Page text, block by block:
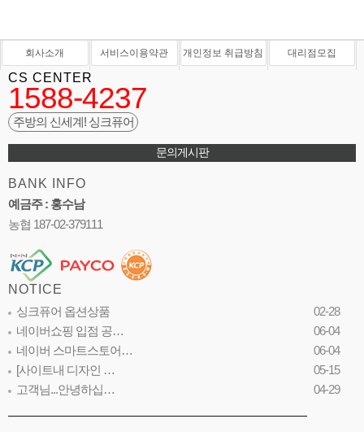
회사소개 서비스이용약관 개인정보 취급방침 대리점모집
CS CENTER
1588-4237
주방의 신세계! 싱크퓨어
문의게시판
BANK INFO
예금주 : 홍수남
농협 187-02-379111
NOTICE
싱크퓨어 옵션상품
02-28
네이버쇼핑 입점 공…
06-04
네이버 스마트스토어…
06-04
[사이트내 디자인 …
05-15
고객님...안녕하십…
04-29